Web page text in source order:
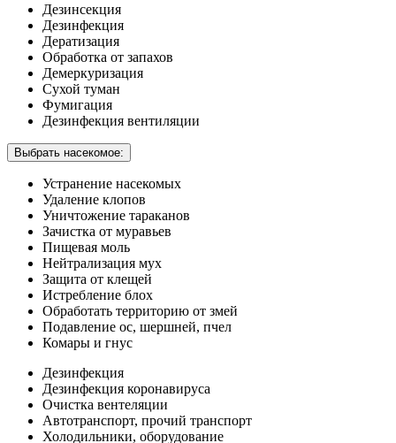
Дезинсекция
Дезинфекция
Дератизация
Обработка от запахов
Демеркуризация
Сухой туман
Фумигация
Дезинфекция вентиляции
Выбрать насекомое:
Устранение насекомых
Удаление клопов
Уничтожение тараканов
Зачистка от муравьев
Пищевая моль
Нейтрализация мух
Защита от клещей
Истребление блох
Обработать территорию от змей
Подавление ос, шершней, пчел
Комары и гнус
Дезинфекция
Дезинфекция коронавируса
Очистка вентеляции
Автотранспорт, прочий транспорт
Холодильники, оборудование